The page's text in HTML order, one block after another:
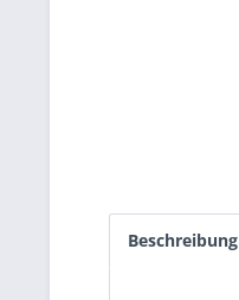
Beschreibung